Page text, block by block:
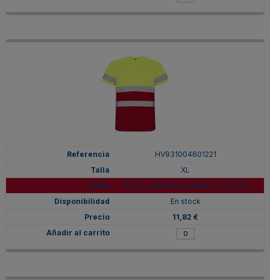
HV931004601221
XL
ROJO LABORAL/AMARILLO FLÚOR
En stock
11,82 €